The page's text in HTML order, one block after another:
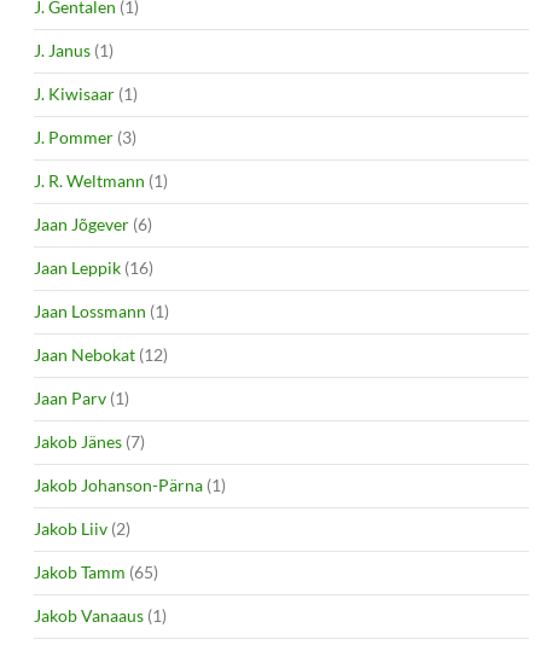
J. Gentalen (1)
J. Janus (1)
J. Kiwisaar (1)
J. Pommer (3)
J. R. Weltmann (1)
Jaan Jõgever (6)
Jaan Leppik (16)
Jaan Lossmann (1)
Jaan Nebokat (12)
Jaan Parv (1)
Jakob Jänes (7)
Jakob Johanson-Pärna (1)
Jakob Liiv (2)
Jakob Tamm (65)
Jakob Vanaaus (1)